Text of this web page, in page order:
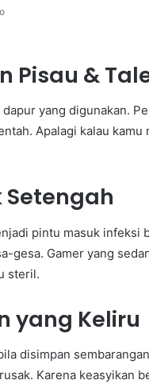
Pisau &
yang digunakan.
Apalagi kalau
Setengah
pintu masuk infeksi
gesa. Gamer yang
steril.
yang Keliru
disimpan
Karena keasyikan